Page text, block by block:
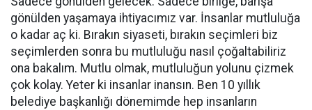
gönülden yaşamaya ihtiyacımız var. İnsanlar mutluluğa
o kadar aç ki. Bırakın siyaseti, bırakın seçimleri biz
seçimlerden sonra bu mutluluğu nasıl çoğaltabiliriz
ona bakalım. Mutlu olmak, mutluluğun yolunu çizmek
çok kolay. Yeter ki insanlar inansın. Ben 10 yıllık
belediye başkanlığı dönemimde hep insanların